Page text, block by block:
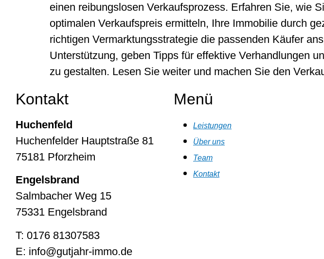
einen reibungslosen Verkaufsprozess. Erfahren Sie, wie
optimalen Verkaufspreis ermitteln, Ihre Immobilie durch
richtigen Vermarktungsstrategie die passenden Käufer
Unterstützung, geben Tipps für effektive Verhandlungen
zu gestalten. Lesen Sie weiter und machen Sie den
Kontakt
Huchenfeld
Huchenfelder Hauptstraße 81
75181 Pforzheim
Engelsbrand
Salmbacher Weg 15
75331 Engelsbrand
T: 0176 81307583
E: info@gutjahr-immo.de
Menü
Leistungen
Über uns
Team
Kontakt